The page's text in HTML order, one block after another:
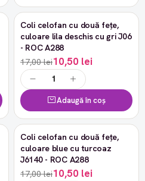
-38%
Coli celofan cu două fețe,
culoare lila deschis cu gri J06
- ROC A288
17,00 lei10,50 lei
Adaugă în coș
-38%
Coli celofan cu două fețe,
culoare blue cu turcoaz
J6140 - ROC A288
17,00 lei10,50 lei